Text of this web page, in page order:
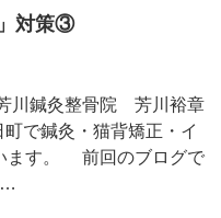
対策③
川鍼灸整骨院 芳川裕章
町で鍼灸・猫背矯正・イ
ます。 前回のブログで
…